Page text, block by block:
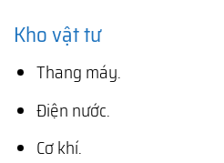
Kho vật tư
Thang máy.
Điện nước.
Cơ khí.